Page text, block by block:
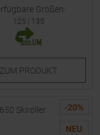
Größen:
125 | 135
ZUM PRODUKT
-20%
NEU